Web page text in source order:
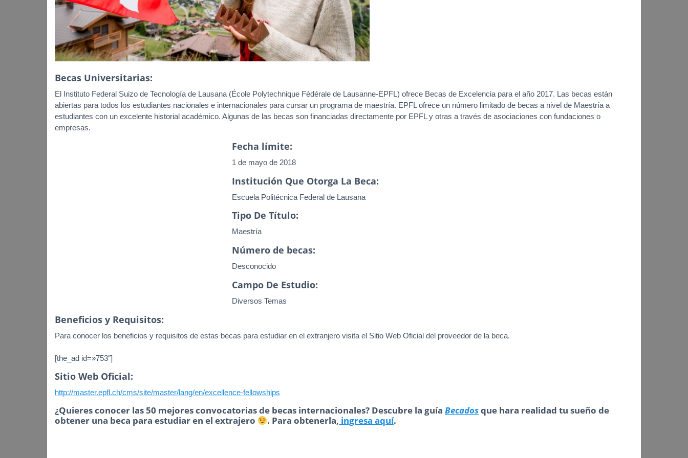
Becas Universitarias:
El Instituto Federal Suizo de Tecnología de Lausana (École Polytechnique Fédérale de Lausanne-EPFL) ofrece Becas de Excelencia para el año 2017. Las becas están
abiertas para todos los estudiantes nacionales e internacionales para cursar un programa de maestría. EPFL ofrece un número limitado de becas a nivel de Maestría a
estudiantes con un excelente historial académico. Algunas de las becas son financiadas directamente por EPFL y otras a través de asociaciones con fundaciones o
empresas.
Fecha límite:
1 de mayo de 2018
Institución Que Otorga La Beca:
Escuela Politécnica Federal de Lausana
Tipo De Título:
Maestría
Número de becas:
Desconocido
Campo De Estudio:
Diversos Temas
Beneficios y Requisitos:
Para conocer los beneficios y requisitos de estas becas para estudiar en el extranjero visita el Sitio Web Oficial del proveedor de la beca.
[the_ad id=»753″]
Sitio Web Oficial:
http://master.epfl.ch/cms/site/master/lang/en/excellence-fellowships
¿Quieres conocer las 50 mejores convocatorias de becas internacionales? Descubre la guía Becadosque hara realidad tu sueño de
obtener una beca para estudiar en el extrajero
. Para obtenerla, ingresa aquí.